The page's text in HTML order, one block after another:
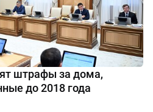
штрафы за дома,
до 2018 года